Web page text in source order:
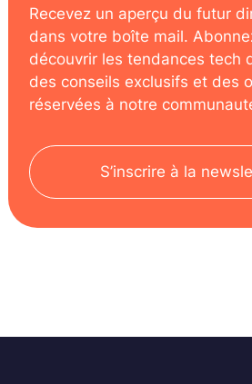
Recevez un aperçu du futur
dans votre boîte mail.
découvrir les tendances tech
des conseils exclusifs et des
réservées à notre
S’inscrire à la